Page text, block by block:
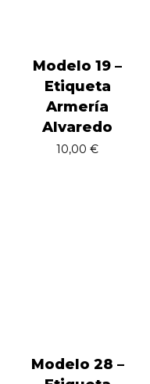
Modelo 19 –
Etiqueta
Armería
Alvaredo
10,00€
Modelo 28 –